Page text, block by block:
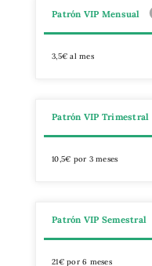
Patrón VIP Mensual
3,5€ al mes
Patrón VIP Trimestral
10,5€ por 3 meses
Patrón VIP Semestral
21€ por 6 meses